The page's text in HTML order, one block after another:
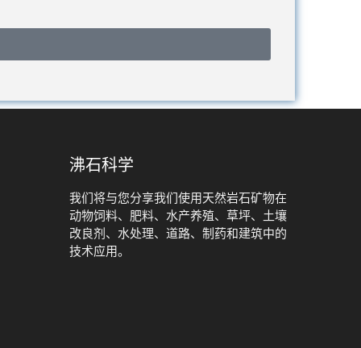
沸石科学
我们将与您分享我们使用天然岩石矿物在
动物饲料、肥料、水产养殖、草坪、土壤
改良剂、水处理、道路、制药和建筑中的
技术应用。